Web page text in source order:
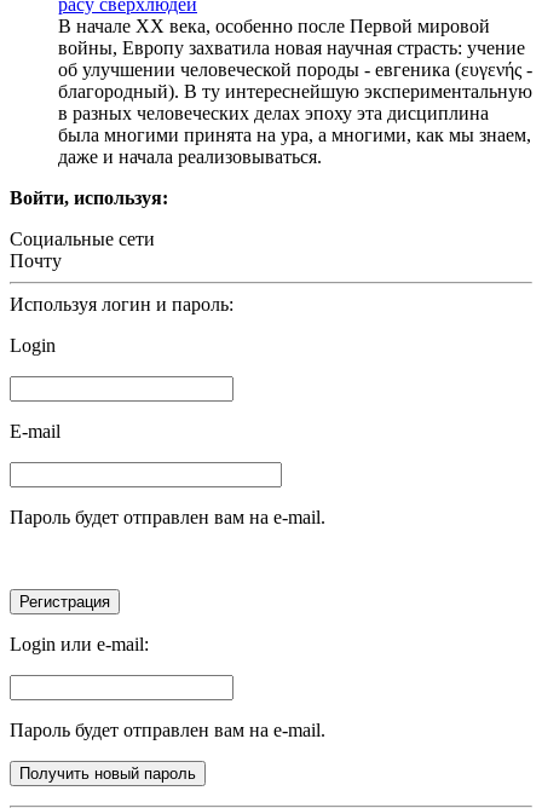
В начале XX века, особенно после Первой мировой
войны, Европу захватила новая научная страсть: учение
об улучшении человеческой породы - евгеника (ευγενής -
благородный). В ту интереснейшую экспериментальную
в разных человеческих делах эпоху эта дисциплина
была многими принята на ура, а многими, как мы знаем,
даже и начала реализовываться.
Войти, используя:
Социальные сети
Почту
Используя логин и пароль:
Login
E-mail
Пароль будет отправлен вам на e-mail.
Login или e-mail:
Пароль будет отправлен вам на e-mail.